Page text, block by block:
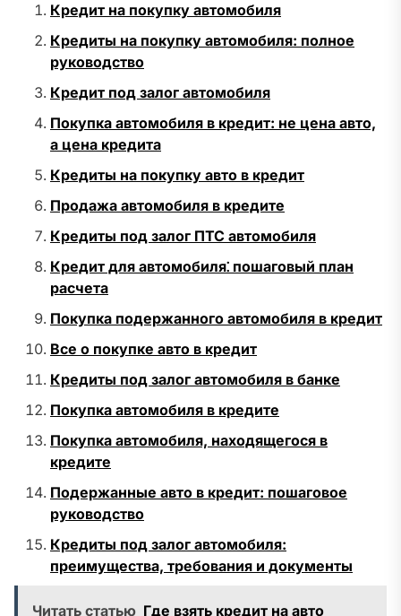
Кредит на покупку автомобиля
Кредиты на покупку автомобиля: полное
руководство
Кредит под залог автомобиля
Покупка автомобиля в кредит: не цена авто,
а цена кредита
Кредиты на покупку авто в кредит
Продажа автомобиля в кредите
Кредиты под залог ПТС автомобиля
Кредит для автомобиля⁚ пошаговый план
расчета
Покупка подержанного автомобиля в кредит
Все о покупке авто в кредит
Кредиты под залог автомобиля в банке
Покупка автомобиля в кредите
Покупка автомобиля, находящегося в
кредите
Подержанные авто в кредит: пошаговое
руководство
Кредиты под залог автомобиля:
преимущества, требования и документы
Читать статью Где взять кредит на авто